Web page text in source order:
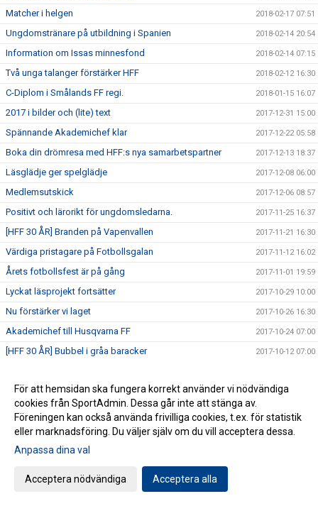
Matcher i helgen 2018-02-17 07:51
Ungdomstränare på utbildning i Spanien 2018-02-14 20:54
Information om Issas minnesfond 2018-02-14 07:15
Två unga talanger förstärker HFF 2018-02-12 16:30
C-Diplom i Smålands FF regi. 2018-01-15 16:07
2017 i bilder och (lite) text 2017-12-31 15:00
Spännande Akademichef klar 2017-12-22 05:58
Boka din drömresa med HFF:s nya samarbetspartner 2017-12-13 18:37
Läsglädje ger spelglädje 2017-12-08 06:00
Medlemsutskick 2017-12-06 08:57
Positivt och lärorikt för ungdomsledarna. 2017-11-25 16:37
[HFF 30 ÅR] Branden på Vapenvallen 2017-11-21 16:30
Värdiga pristagare på Fotbollsgalan 2017-11-12 16:02
Årets fotbollsfest är på gång 2017-11-01 19:59
Lyckat läsprojekt fortsätter 2017-10-29 10:00
Nu förstärker vi laget 2017-10-26 16:30
Akademichef till Husqvarna FF 2017-10-24 07:00
[HFF 30 ÅR] Bubbel i gråa baracker 2017-10-12 07:00
Förstärkning av ledarstaben 2017-09-29 17:00
Cupfinal tisdagen den 26/9. 2017-09-25 10:55
SUPPORTERRESA 7 OKTOBER UTSIKTENS BK 2017-09-19 11:31
Minnescermoni för Issa på lördag
Minnesstund idag på Restaurang Kniv & gaffel
För att hemsidan ska fungera korrekt använder vi nödvändiga
cookies från SportAdmin. Dessa går inte att stänga av.
Föreningen kan också använda frivilliga cookies, t.ex. för statistik
eller marknadsföring. Du väljer själv om du vill acceptera dessa.
Anpassa dina val
Acceptera nödvändiga Acceptera alla